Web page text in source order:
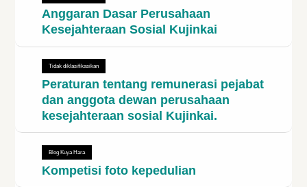
Anggaran Dasar Perusahaan
Kesejahteraan Sosial Kujinkai
Tidak diklasifikasikan
Peraturan tentang remunerasi pejabat
dan anggota dewan perusahaan
kesejahteraan sosial Kujinkai.
Blog Kuya Hara
Kompetisi foto kepedulian